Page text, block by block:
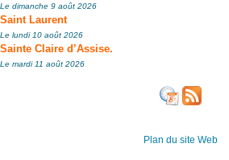
Le dimanche 9 août 2026
Saint Laurent
Le lundi 10 août 2026
Sainte Claire d’Assise.
Le mardi 11 août 2026
Plan du site Web